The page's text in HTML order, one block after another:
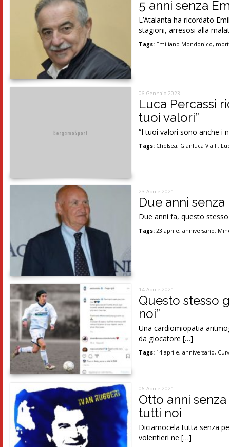
5 anni senza
L’Atalanta ha ricordato
stagioni, arresosi alla
Tags: Emiliano Mondonico,
06 Gennaio 2023
Luca Percassi
tuoi valori”
“I tuoi valori sono anche i
Tags: Chelsea, Gianluca Vialli,
23 Aprile 2021
Due anni
Due anni fa, questo
Tags: 23 aprile,anniversario,
14 Aprile 2021
Questo stesso
noi”
Una cardiomiopatia
da giocatore […]
Tags: 14 aprile,anniversario,
06 Aprile 2021
Otto anni
tutti noi
Diciamocela tutta senza
volentieri ne […]